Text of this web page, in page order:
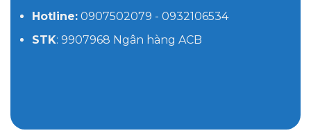
Hotline:0907502079 - 0932106534
STK: 9907968 Ngân hàng ACB